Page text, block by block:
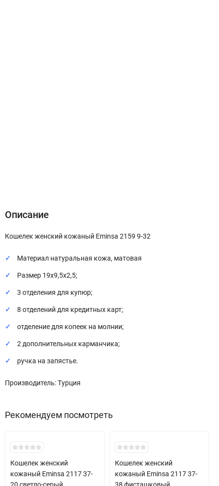
Описание
Кошелек женский кожаный Eminsa 2159 9-32
Материал натуральная кожа, матовая
Размер 19х9,5х2,5;
3 отделения для купюр;
8 отделений для кредитных карт;
отделение для копеек на молнии;
2 дополнительных карманчика;
ручка на запястье.
Производитель: Турция
Рекомендуем посмотреть
Хит!
Кошелек женский
кожаный Eminsa 2117 37-
Хит!
Кошелек женский
кожаный Eminsa 2117 37-